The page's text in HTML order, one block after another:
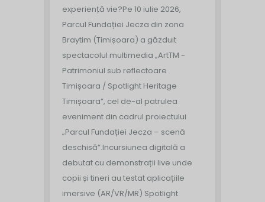
experiență vie?Pe 10 iulie 2026,
Parcul Fundației Jecza din zona
Braytim (Timișoara) a găzduit
spectacolul multimedia „ArtTM -
Patrimoniul sub reflectoare
Timișoara / Spotlight Heritage
Timișoara”, cel de-al patrulea
eveniment din cadrul proiectului
„Parcul Fundației Jecza – scenă
deschisă”.Incursiunea digitală a
debutat cu demonstrații live unde
copii și tineri au testat aplicațiile
imersive (AR/VR/MR) Spotlight